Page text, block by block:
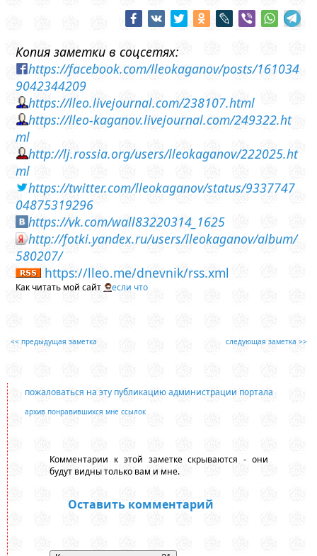
Копия заметки в соцсетях:
https://facebook.com/lleokaganov/posts/161034
9042344209
https://lleo.livejournal.com/238107.html
https://lleo-kaganov.livejournal.com/249322.ht
ml
http://lj.rossia.org/users/lleokaganov/222025.ht
ml
https://twitter.com/lleokaganov/status/9337747
04875319296
https://vk.com/wall83220314_1625
http://fotki.yandex.ru/users/lleokaganov/album/
580207/
https://lleo.me/dnevnik/rss.xml
Как читать мой сайт если что
<< предыдущая заметка следующая заметка >>
пожаловаться на эту публикацию администрации портала
архив понравившихся мне ссылок
Комментарии к этой заметке скрываются - они
будут видны только вам и мне.
Оставить комментарий